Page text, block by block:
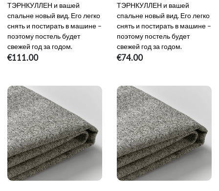
ТЭРНКУЛЛЕН и вашей
спальне новый вид. Его легко
снять и постирать в машине –
поэтому постель будет
свежей год за годом.
€111.00
ТЭРНКУЛЛЕН и вашей
спальне новый вид. Его легко
снять и постирать в машине –
поэтому постель будет
свежей год за годом.
€74.00